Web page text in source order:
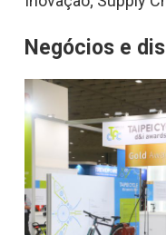
Negócios e